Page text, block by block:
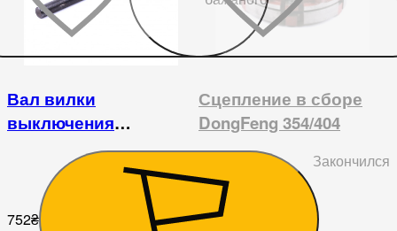
Вал вилки
выключения
сцепления DongFeng
240/244
752₴
Сцепление в сборе
DongFeng 354/404
Закончился